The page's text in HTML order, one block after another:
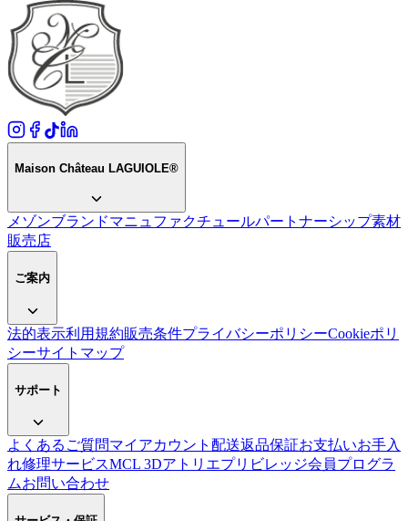
Maison Château LAGUIOLE®
メゾンブランドマニュファクチュールパートナーシップ素材
販売店
ご案内
法的表示利用規約販売条件プライバシーポリシーCookieポリ
シーサイトマップ
サポート
よくあるご質問マイアカウント 配送返品保証お支払いお手入
れ修理サービスMCL 3Dアトリエプリビレッジ会員プログラ
ムお問い合わせ